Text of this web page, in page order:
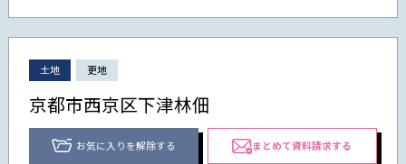
土地 更地
京都市西京区下津林佃
お気に入りを解除する まとめて資料請求する